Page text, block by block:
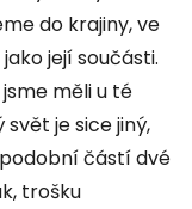
do krajiny, ve
její součásti.
měli u té
je sice jiný,
částí dvé
trošku